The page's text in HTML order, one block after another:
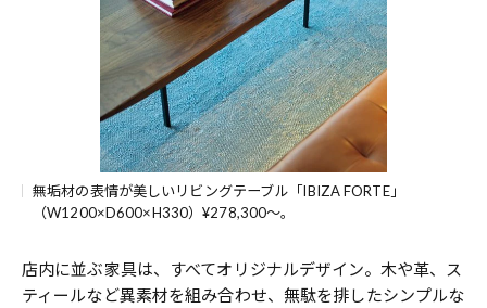
無垢材の表情が美しいリビングテーブル「IBIZA FORTE」
（W1200×D600×H330）¥278,300～。
店内に並ぶ家具は、すべてオリジナルデザイン。木や革、ス
ティールなど異素材を組み合わせ、無駄を排したシンプルな